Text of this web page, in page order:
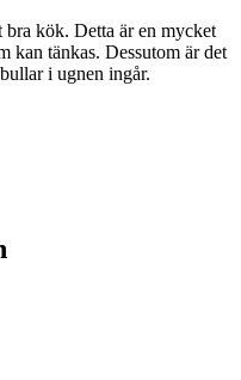
kök. Detta är en mycket
kan tänkas. Dessutom är det
i ugnen ingår.